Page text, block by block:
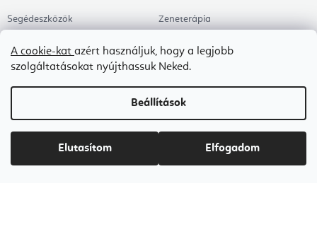
A cookie-kat azért használjuk, hogy a legjobb
szolgáltatásokat nyújthassuk Neked.
Beállítások
Elutasítom Elfogadom
Segédeszközök
Kiegészítők
Témák
Zeneterápia
Jógastúdióknak
Munkahely és Home Office
Zen és meditáció
Aromaterápia